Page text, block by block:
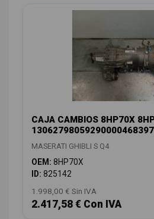
CAJA CAMBIOS 8HP70X
MASERATI GHIBLI S Q4
OEM: 8HP70X
ID: 825142
1.998,00 € Sin IVA
2.417,58 € Con IVA